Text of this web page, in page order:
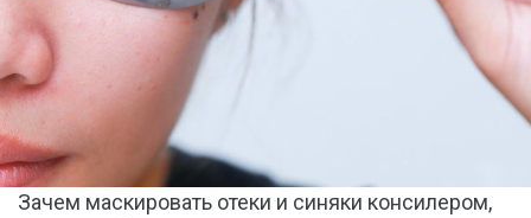
Зачем маскировать отеки и синяки консилером,